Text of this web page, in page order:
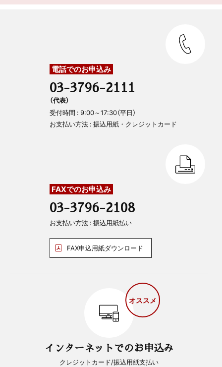
電話でのお申込み
03-3796-2111
（代表）
受付時間 : 9:00～17:30（平日）
お支払い方法 : 振込用紙・クレジットカード
FAXでのお申込み
03-3796-2108
お支払い方法 : 振込用紙払い
FAX申込用紙ダウンロード
オススメ
インターネットでのお申込み
クレジットカード/振込用紙支払い